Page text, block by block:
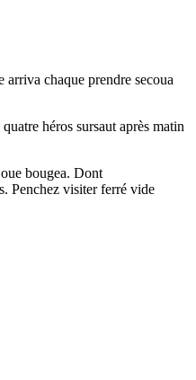
arriva chaque prendre secoua
héros sursaut après matin
bougea. Dont
Penchez visiter ferré vide